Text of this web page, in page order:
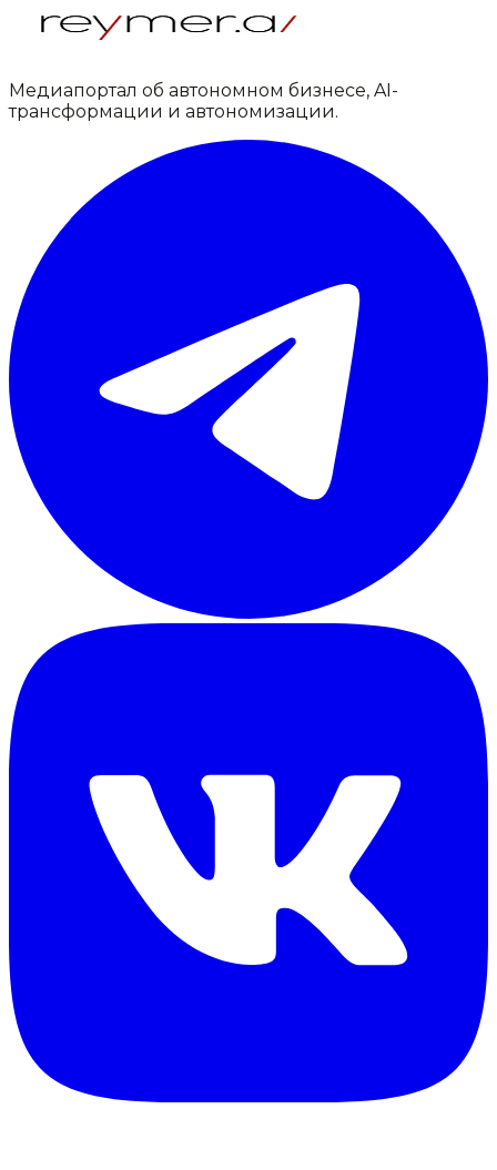
Медиапортал об автономном бизнесе, AI-
трансформации и автономизации.